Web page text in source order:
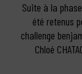
Suite à la
été retenus
challenge
Chloé